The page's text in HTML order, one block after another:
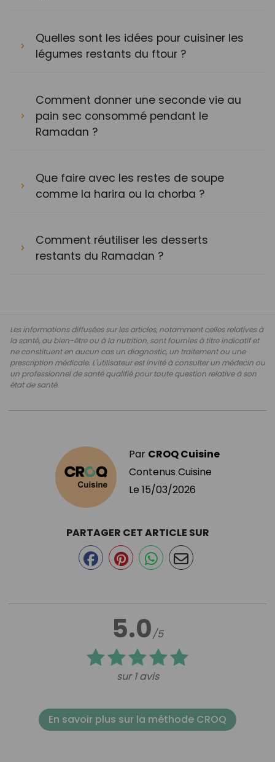
Quelles sont les idées pour cuisiner les
légumes restants du ftour ?
Comment donner une seconde vie au
pain sec consommé pendant le
Ramadan ?
Que faire avec les restes de soupe
comme la harira ou la chorba ?
Comment réutiliser les desserts
restants du Ramadan ?
Les informations diffusées sur les articles, notamment celles relatives à
la santé, au bien-être ou à la nutrition, sont fournies à titre indicatif et
ne constituent en aucun cas un diagnostic, un traitement ou une
prescription médicale. L'utilisateur est invité à consulter un médecin ou
un professionnel de santé qualifié pour toute question relative à son
état de santé.
Par CROQ Cuisine
Contenus Cuisine
Le 15/03/2026
5.0/5
sur 1 avis
PARTAGER CET ARTICLE SUR
En savoir plus sur la méthode CROQ